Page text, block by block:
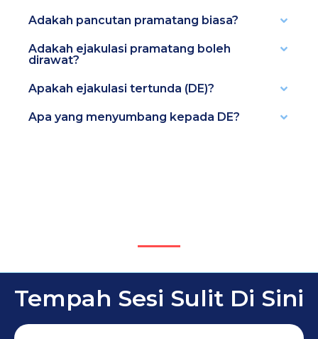
Adakah pancutan pramatang biasa?
Adakah ejakulasi pramatang boleh
dirawat?
Apakah ejakulasi tertunda (DE)?
Apa yang menyumbang kepada DE?
Tempah Sesi Sulit Di Sini